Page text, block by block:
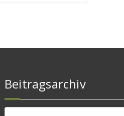
Beitragsarchiv
Beitragsarchiv